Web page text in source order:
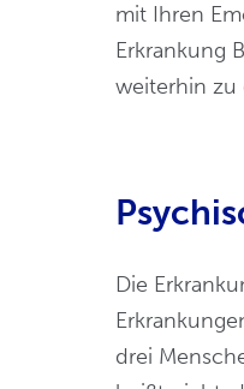
mit Ihren
Erkrankung
weiterhin zu
Die
drei